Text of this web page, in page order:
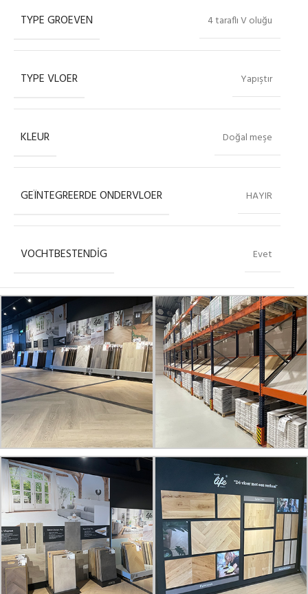
TYPE GROEVEN 4 taraflı V oluğu
TYPE VLOER Yapıştır
KLEUR Doğal meşe
GEÏNTEGREERDE ONDERVLOER HAYIR
VOCHTBESTENDIG Evet